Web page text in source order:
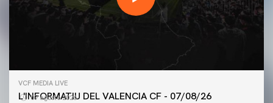
VCF MEDIA LIVE
L'INFORMATIU DEL VALENCIA CF - 07/08/26
07 agosto 2026